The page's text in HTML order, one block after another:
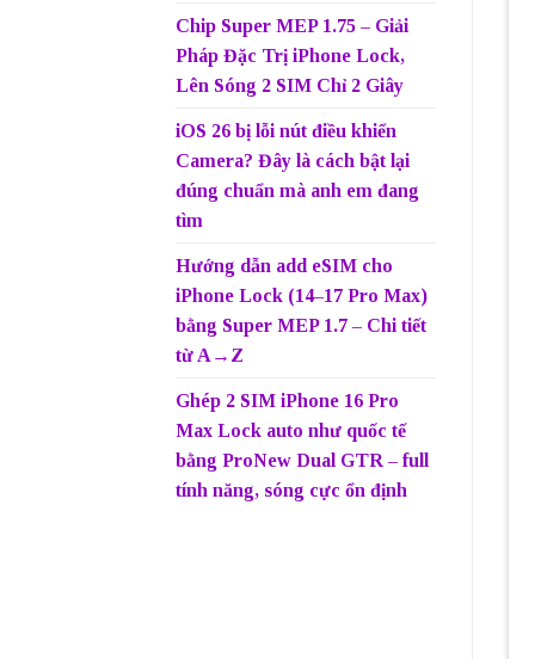
Chip Super MEP 1.75 – Giải
Pháp Đặc Trị iPhone Lock,
Lên Sóng 2 SIM Chỉ 2 Giây
iOS 26 bị lỗi nút điều khiển
Camera? Đây là cách bật lại
đúng chuẩn mà anh em đang
tìm
Hướng dẫn add eSIM cho
iPhone Lock (14–17 Pro Max)
bằng Super MEP 1.7 – Chi tiết
từ A→Z
Ghép 2 SIM iPhone 16 Pro
Max Lock auto như quốc tế
bằng ProNew Dual GTR – full
tính năng, sóng cực ổn định